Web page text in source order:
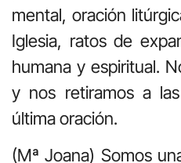
mental, oración
Iglesia, ratos de
humana y espiritual.
y nos retiramos a
última oración.
(Mª Joana) Somos